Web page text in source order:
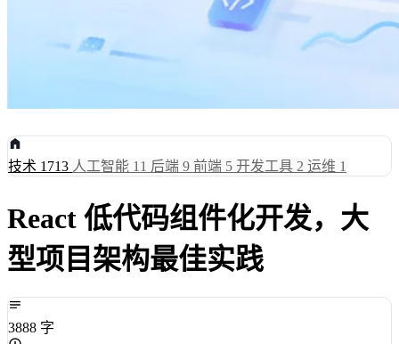
技术 1713 人工智能 11 后端 9 前端 5 开发工具 2 运维 1
React 低代码组件化开发，大
型项目架构最佳实践
3888 字